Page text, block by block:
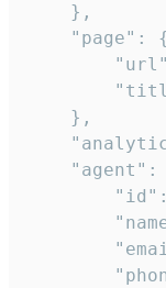
    },
    "page": {
    },
"agent":